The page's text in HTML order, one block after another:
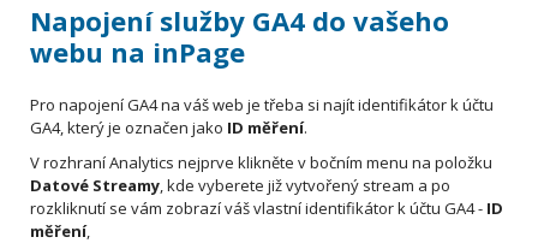
Napojení služby GA4 do vašeho
webu na inPage
Pro napojení GA4 na váš web je třeba si najít identifikátor k účtu
GA4, který je označen jako ID měření.
V rozhraní Analytics nejprve klikněte v bočním menu na položku
Datové Streamy, kde vyberete již vytvořený stream a po
rozkliknutí se vám zobrazí váš vlastní identifikátor k účtu GA4 - ID
měření,